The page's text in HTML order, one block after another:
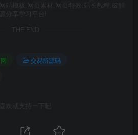
站模板,网页素材,网页特效,站长教程,破解
分享学习平台!
THE END
交易所源码
喜欢就支持一下吧